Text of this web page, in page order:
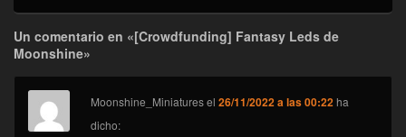
Un comentario en «[Crowdfunding] Fantasy Leds de
Moonshine»
Moonshine_Miniaturesel26/11/2022 a las 00:22 ha
dicho: